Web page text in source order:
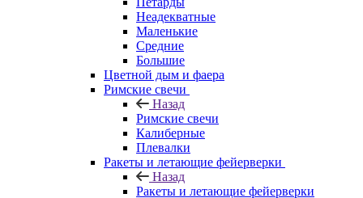
Неадекватные
Маленькие
Средние
Большие
Цветной дым и фаера
Римские свечи
Назад
Римские свечи
Калиберные
Плевалки
Ракеты и летающие фейерверки
Назад
Ракеты и летающие фейерверки